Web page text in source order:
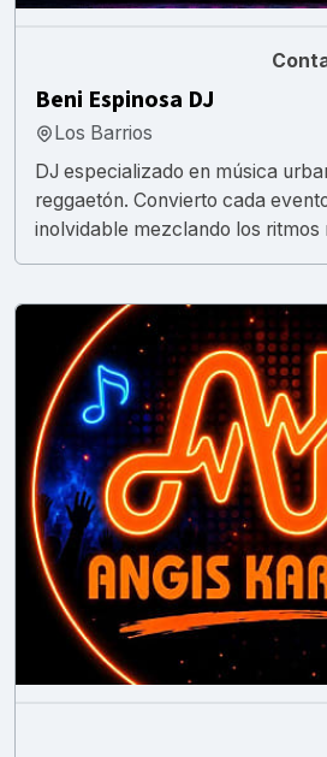
Beni Espinosa DJ
Los Barrios
DJ especializado en música
reggaetón. Convierto cada
inolvidable mezclando los ritmos